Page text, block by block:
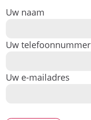
Uw naam
Uw telefoonnummer
Uw e-mailadres